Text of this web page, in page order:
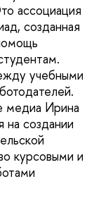
ассоциация
созданная
учебными
медиа Ирина
на создании
курсовыми и